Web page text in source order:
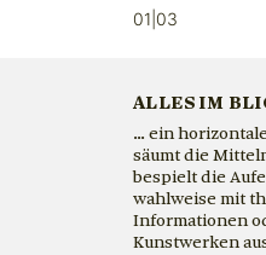
01|03
ALLES IM
… ein
säumt die
bespielt die
wahlweise mit
Informationen
Kunstwerken